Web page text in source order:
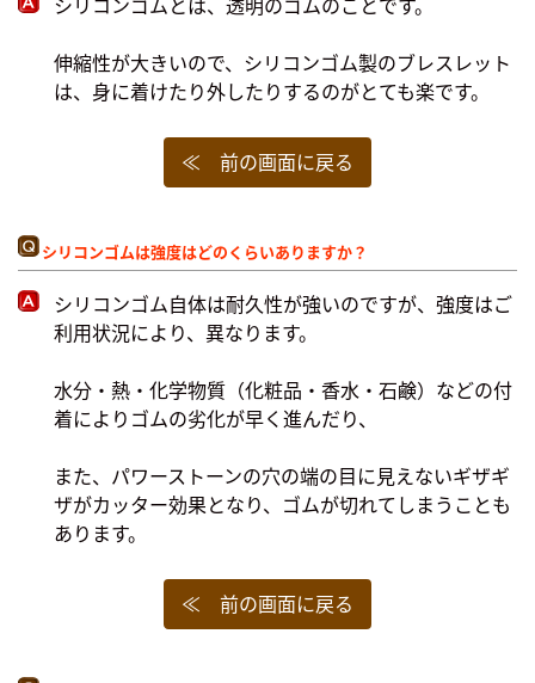
シリコンゴムとは、透明のゴムのことです。
伸縮性が大きいので、シリコンゴム製のブレスレット
は、身に着けたり外したりするのがとても楽です。
≪ 前の画面に戻る
シリコンゴムは強度はどのくらいありますか？
シリコンゴム自体は耐久性が強いのですが、強度はご
利用状況により、異なります。
水分・熱・化学物質（化粧品・香水・石鹸）などの付
着によりゴムの劣化が早く進んだり、
また、パワーストーンの穴の端の目に見えないギザギ
ザがカッター効果となり、ゴムが切れてしまうことも
あります。
≪ 前の画面に戻る